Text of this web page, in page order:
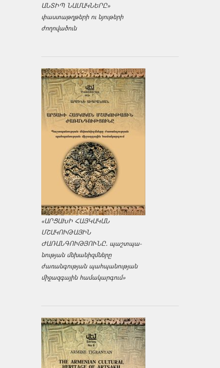
ԱՆՏԻՊ ՆԱՄԱԿՆԵՐԸ»
փաստաթղթերի ու նյութերի
ժողովածուն
«ԱՐՑԱԽԻ ՀԱՅԿԱԿԱՆ
ՄՇԱԿՈՒԹԱՅԻՆ
ԺԱՌԱՆԳՈՒԹՅՈՒՆԸ․ պաշտպա­
նության մեխանիզմները
ժառանգության պահպանության
միջազ­գային համակարգում»